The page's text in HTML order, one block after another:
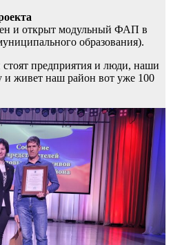
и открыт модульный ФАП в
образования).
предприятия и люди, наши
и живет наш район вот уже 100